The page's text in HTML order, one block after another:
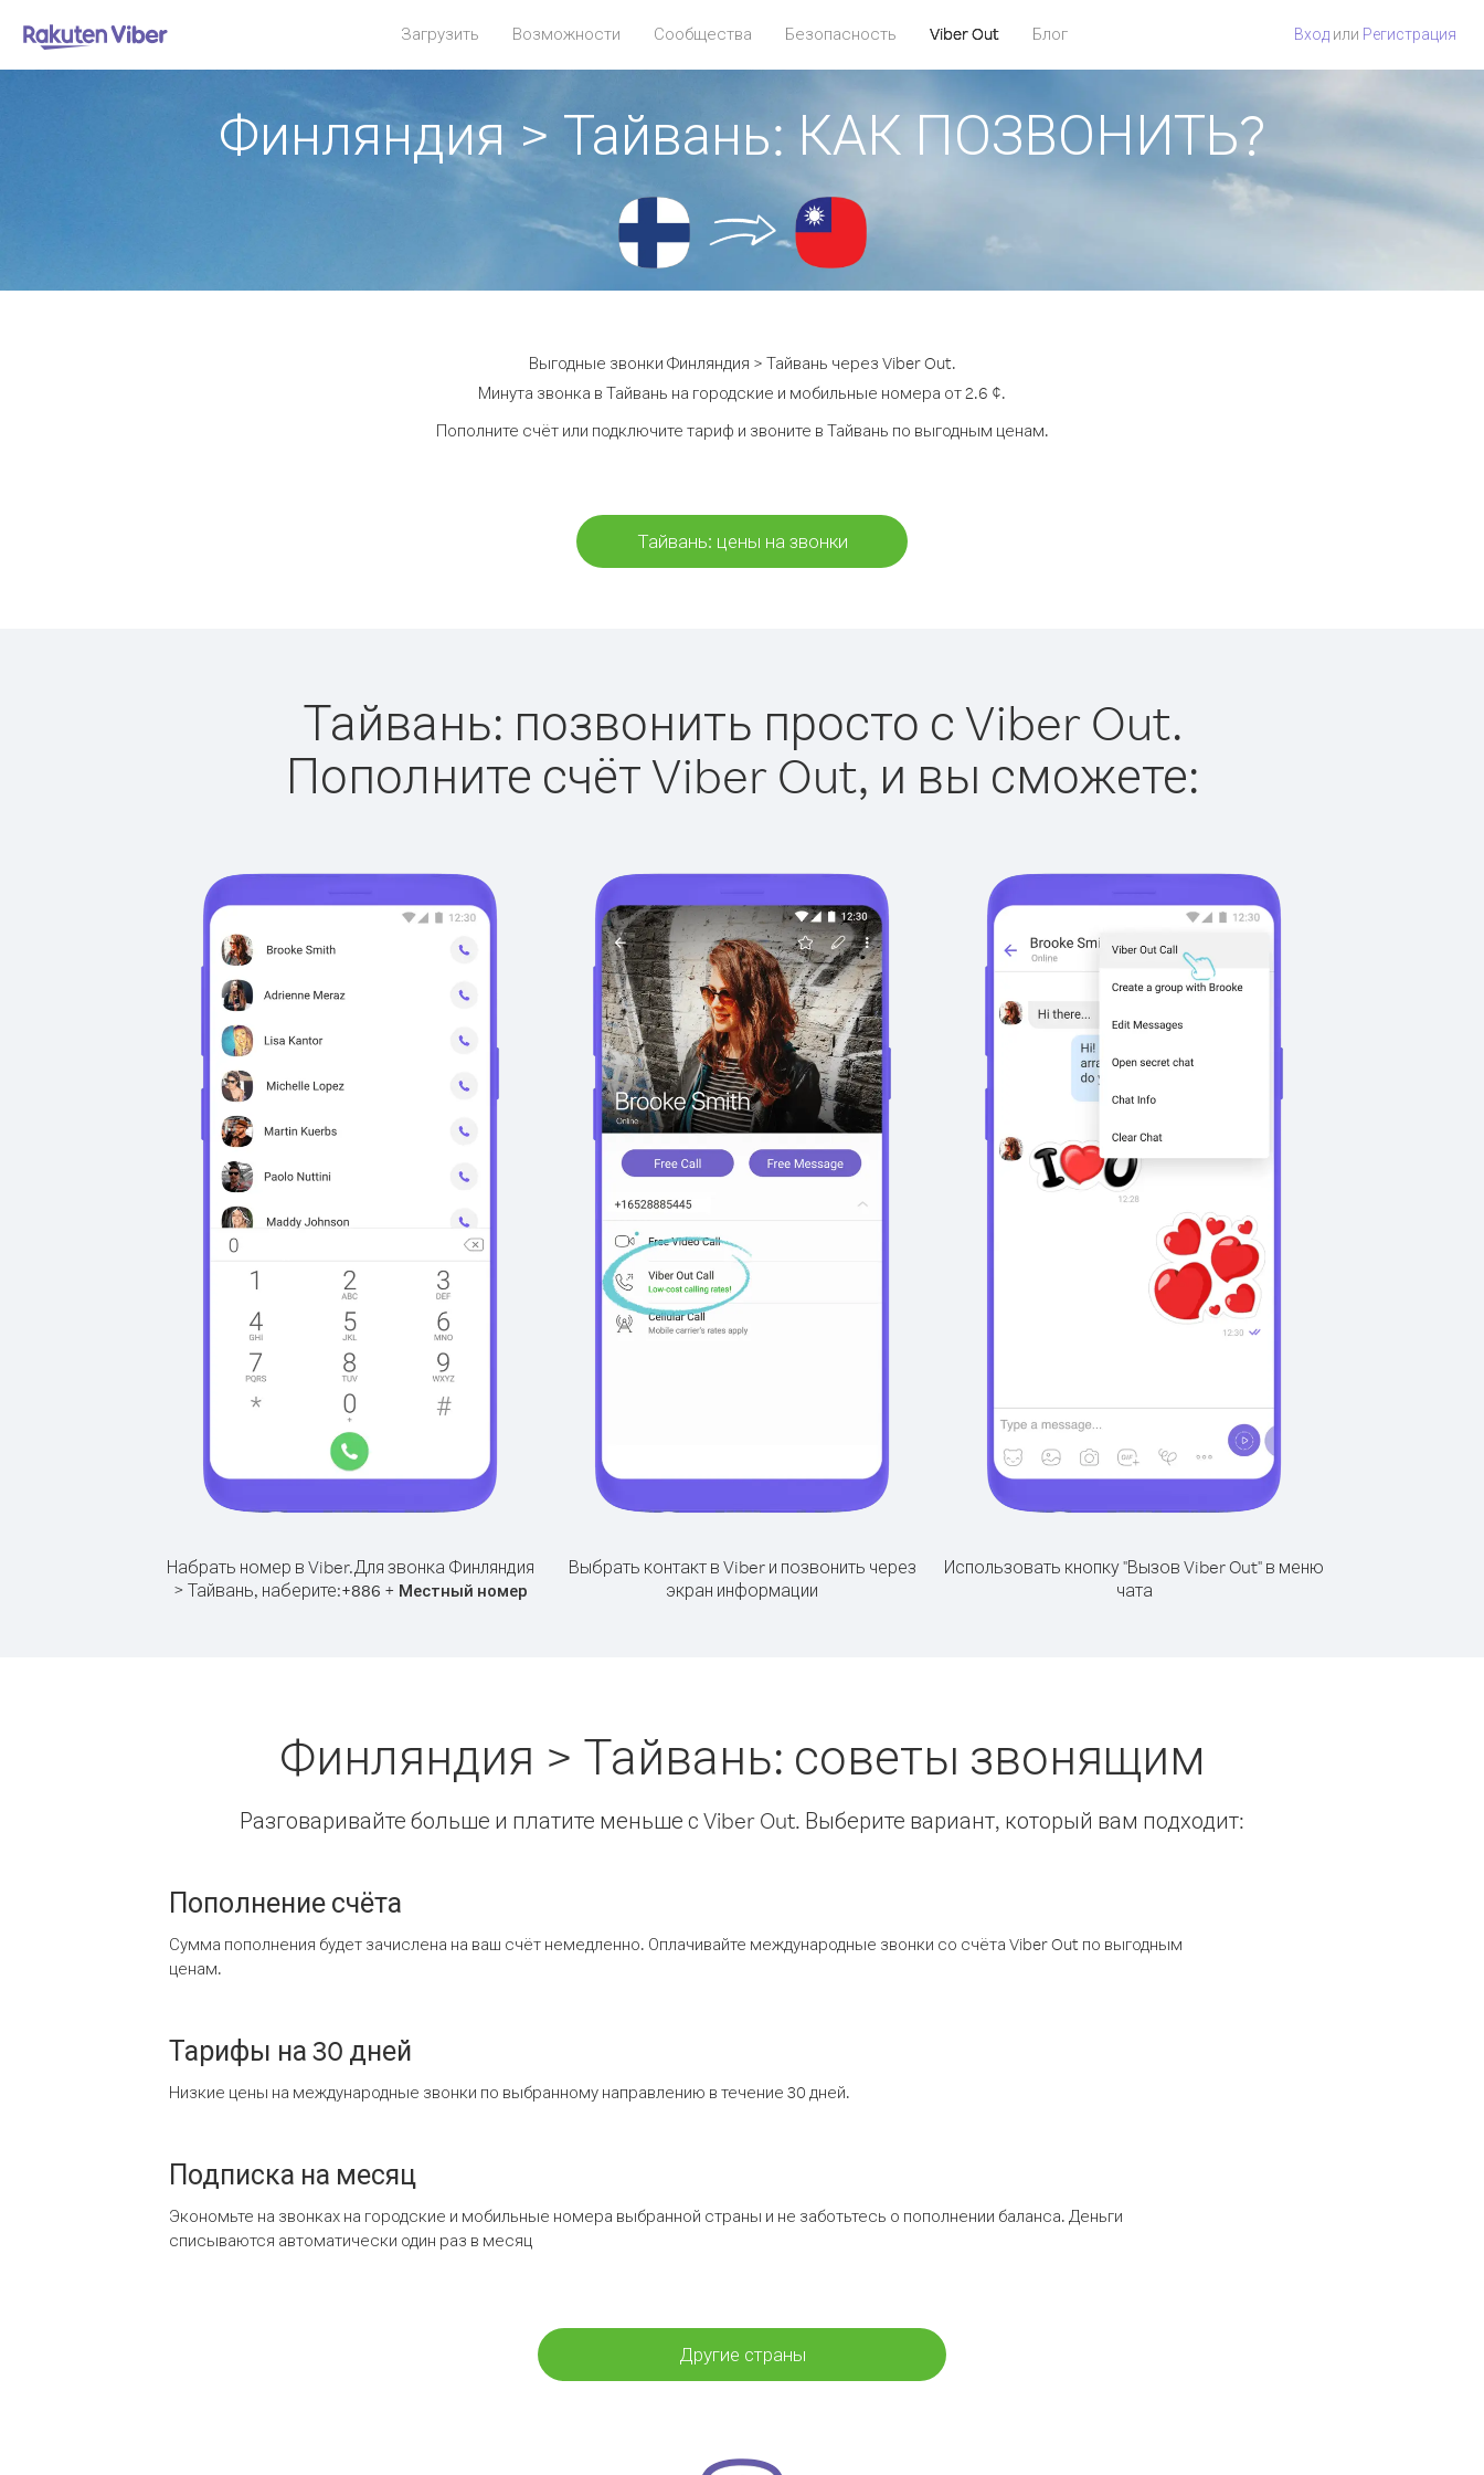
Загрузить Возможности Сообщества Безопасность Viber Out Блог Вход или Регистрация
Финляндия > Тайвань: КАК ПОЗВОНИТЬ?
Выгодные звонки Финляндия > Тайвань через Viber Out.
Минута звонка в Тайвань на городские и мобильные номера от 2.6 ¢.
Пополните счёт или подключите тариф и звоните в Тайвань по выгодным ценам.
Тайвань: цены на звонки
Тайвань: позвонить просто с Viber Out.
Пополните счёт Viber Out, и вы сможете:
Набрать номер в Viber.Для звонка Финляндия
> Тайвань, наберите:+886 + Местный номер
Выбрать контакт в Viber и позвонить через
экран информации
Использовать кнопку "Вызов Viber Out" в меню
чата
Финляндия > Тайвань: советы звонящим
Разговаривайте больше и платите меньше с Viber Out. Выберите вариант, который вам подходит:
Пополнение счёта
Сумма пополнения будет зачислена на ваш счёт немедленно. Оплачивайте международные звонки со счёта Viber Out по выгодным
ценам.
Тарифы на 30 дней
Низкие цены на международные звонки по выбранному направлению в течение 30 дней.
Подписка на месяц
Экономьте на звонках на городские и мобильные номера выбранной страны и не заботьтесь о пополнении баланса. Деньги
списываются автоматически один раз в месяц
Другие страны